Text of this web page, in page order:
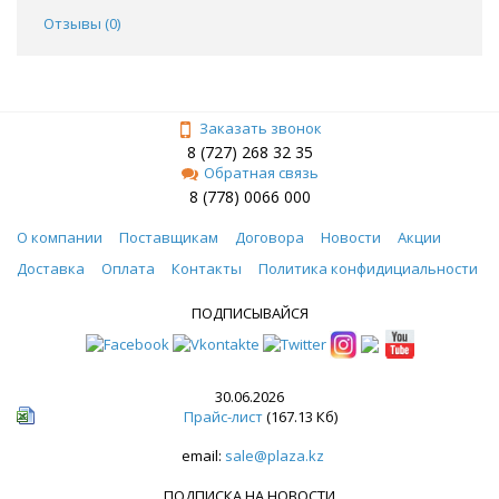
Отзывы (0)
Заказать звонок
8 (727) 268 32 35
Обратная связь
8 (778) 0066 000
О компании Поставщикам Договора Новости
Акции
Доставка
Оплата Контакты Политика конфидициальности
ПОДПИСЫВАЙСЯ
30.06.2026
Прайс-лист(167.13 Кб)
email: sale@plaza.kz